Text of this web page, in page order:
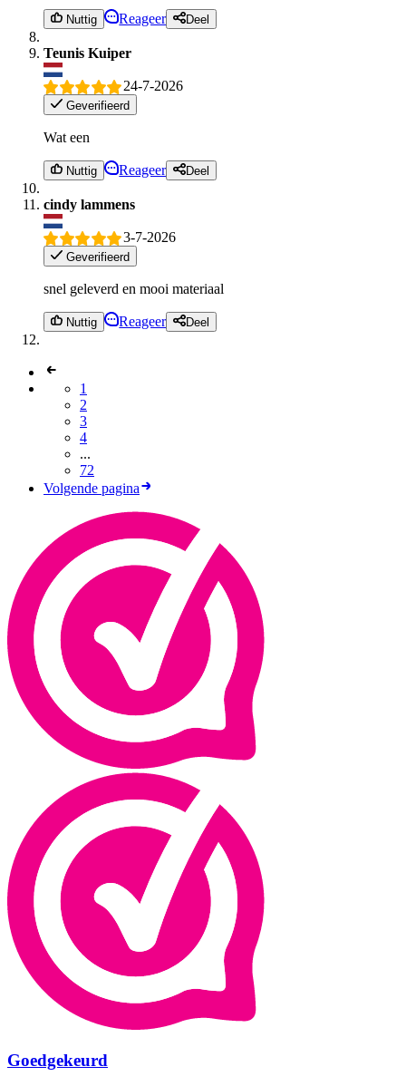
Nuttig Reageer Deel
Teunis Kuiper
24-7-2026
Geverifieerd
Wat een
Nuttig Reageer Deel
cindy lammens
3-7-2026
Geverifieerd
snel geleverd en mooi materiaal
Nuttig Reageer Deel
1
2
3
4
...
72
Volgende pagina
Goedgekeurd